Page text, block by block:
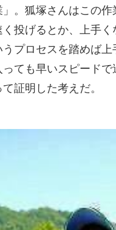
。狐塚さんはこの
く投げるとか、上手
プロセスを踏めば
ても早いスピード
証明した考えだ。